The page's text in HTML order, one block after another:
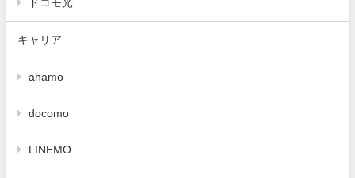
ドコモ光
キャリア
ahamo
docomo
LINEMO